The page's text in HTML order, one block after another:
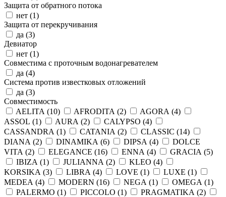
Защита от обратного потока
нет (1)
Защита от перекручивания
да (3)
Девиатор
нет (1)
Совместима с проточным водонагревателем
да (4)
Система против известковых отложений
да (3)
Совместимость
AELITA (10) AFRODITA (2) AGORA (4)
ASSOL (1) AURA (2) CALYPSO (4)
CASSANDRA (1) CATANIA (2) CLASSIC (14)
DIANA (2) DINAMIKA (6) DIPSA (4)
DOLCE
VITA (2) ELEGANCE (16) ENNA (4) GRACIA (5)
IBIZA (1) JULIANNA (2) KLEO (4)
KORSIKA (3) LIBRA (4) LOVE (1) LUXE (1)
MEDEA (4) MODERN (16) NEGA (1) OMEGA (1)
PALERMO (1) PICCOLO (1) PRAGMATIKA (2)